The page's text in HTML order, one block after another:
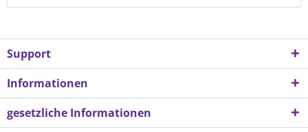
Support
Informationen
gesetzliche Informationen